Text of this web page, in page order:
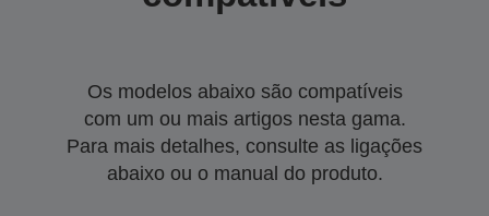
Os modelos abaixo são compatíveis
com um ou mais artigos nesta gama.
Para mais detalhes, consulte as ligações
abaixo ou o manual do produto.